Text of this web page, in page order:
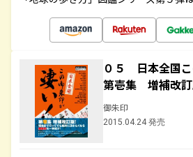
０５ 日本全国
第壱集 増補改
御朱印
2015.04.24 発売